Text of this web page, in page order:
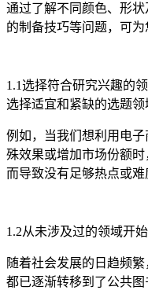
通过了解不同颜色、形
的制备技巧等问题，可为
1.1选择符合研究兴趣的
选择适宜和紧缺的选题领
例如，当我们想利用电
殊效果或增加市场份额
而导致没有足够热点或难
1.2从未涉及过的领域开
随着社会发展的日趋频
都已逐渐转移到了公共图